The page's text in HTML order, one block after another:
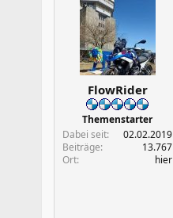
FlowRider
Themenstarter
Dabei seit
02.02.2019
Beiträge
13.767
Ort
hier